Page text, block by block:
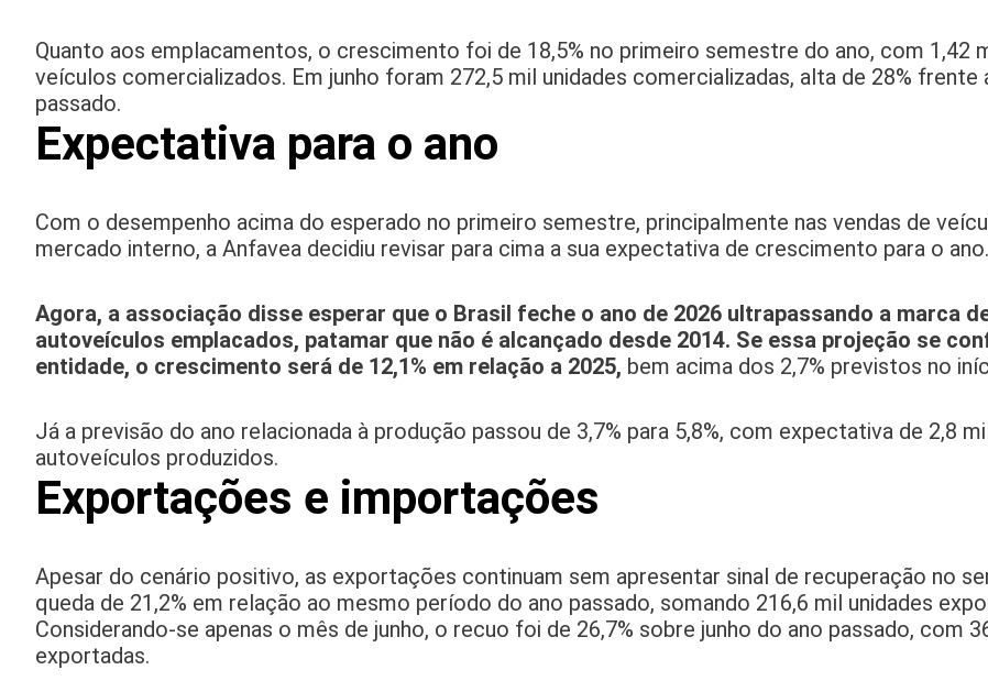
Quanto aos emplacamentos, o crescimento foi de 18,5% no primeiro semestre do ano, com 1,42
veículos comercializados. Em junho foram 272,5 mil unidades comercializadas, alta de 28% frente
passado.
Expectativa para o ano
Com o desempenho acima do esperado no primeiro semestre, principalmente nas vendas de
mercado interno, a Anfavea decidiu revisar para cima a sua expectativa de crescimento para o ano.
Agora, a associação disse esperar que o Brasil feche o ano de 2026 ultrapassando a marca
autoveículos emplacados, patamar que não é alcançado desde 2014. Se essa projeção se
entidade, o crescimento será de 12,1% em relação a 2025, bem acima dos 2,7% previstos no
Já a previsão do ano relacionada à produção passou de 3,7% para 5,8%, com expectativa de 2,8
autoveículos produzidos.
Exportações e importações
Apesar do cenário positivo, as exportações continuam sem apresentar sinal de recuperação no
queda de 21,2% em relação ao mesmo período do ano passado, somando 216,6 mil unidades
Considerando-se apenas o mês de junho, o recuo foi de 26,7% sobre junho do ano passado, com
exportadas.